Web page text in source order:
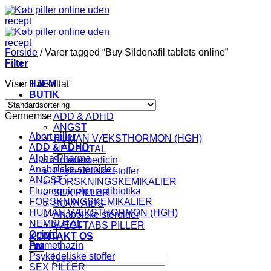
Fortsæt
til
indhold
HJEM
BUTIK
KATEGORI
ADD & ADHD
ANGST
HUMAN VÆKSTHORMON (HGH)
NEMBUTAL
Smertemedicin
Psykedeliske stoffer
FORSKNINGSKEMIKALIER
SEX PILLER
SOVA AIDS
Anabolske steroider
VÆGTTABS PILLER
KONTAKT OS
OM
Søg
efter:
Forside /Varer tagged “Buy Sildenafil tablets online”
Filter
Viser 1 resultat
Gennemse
Abort piller
ADD & ADHD
Alpha Pharma
Anabolske steroider
ANGST
Fluoroquinolon antibiotika
FORSKNINGSKEMIKALIER
HUMAN VÆKSTHORMON (HGH)
NEMBUTAL
Opioid
Promethazin
Psykedeliske stoffer
SEX PILLER